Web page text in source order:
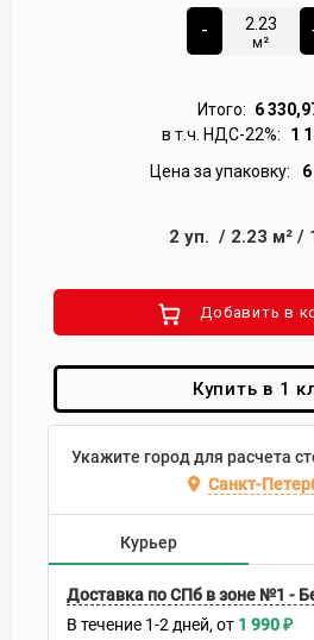
-
м²
Итого: 6
в т.ч. НДС-22%:
1
Цена за упаковку:
2 уп. / 2.23 м² /
Добавить в
Купить в 1
Укажите город для расчета
Санкт-
Курьер
Доставка по СПб в зоне №1 -
В течение 1-2 дней 1 990₽